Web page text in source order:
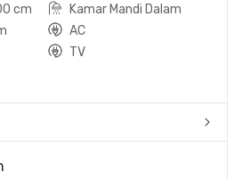
cm
Kamar Mandi Dalam
AC
TV